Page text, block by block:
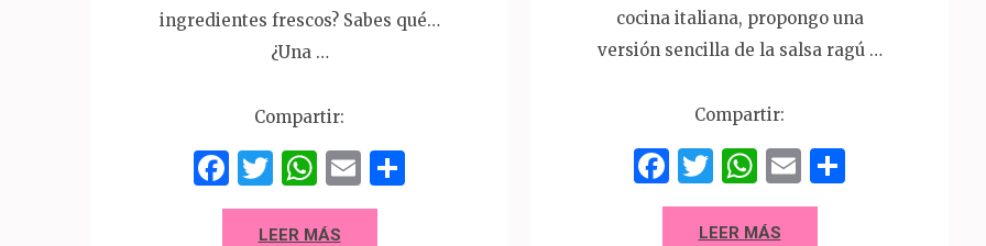
ingredientes frescos? Sabes qué…
¿Una …
Compartir:
Facebook
Twitter
WhatsApp
Email
LEER MÁS
cocina italiana, propongo una
versión sencilla de la salsa ragú …
Compartir:
Facebook
Twitter
WhatsApp
Email
LEER MÁS